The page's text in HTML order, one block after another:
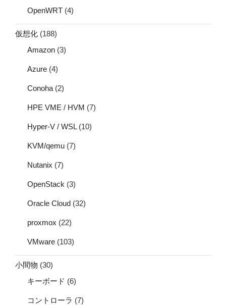
OpenWRT (4)
仮想化 (188)
Amazon (3)
Azure (4)
Conoha (2)
HPE VME / HVM (7)
Hyper-V / WSL(10)
KVM/qemu (7)
Nutanix (7)
OpenStack (3)
Oracle Cloud (32)
proxmox (22)
VMware (103)
小間物 (30)
キーボード (6)
コントローラ (7)